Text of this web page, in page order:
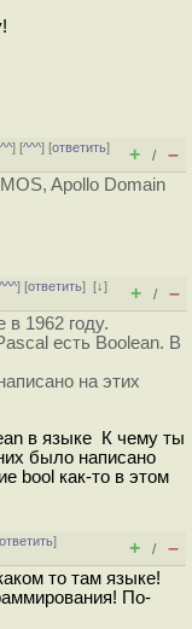
^^] [^^^] [ответить]
+ / –
Apollo Domain
^^^] [ответить][↓]
+ / –
1962 году.
есть Boolean. В
на этих
в языке К чему ты
было написано
bool как-то в этом
ответить]
+ / –
то там языке!
По-